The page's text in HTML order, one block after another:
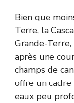
Bien que
Terre, la
Grande-
après une
champs de
offre un cadre
eaux peu